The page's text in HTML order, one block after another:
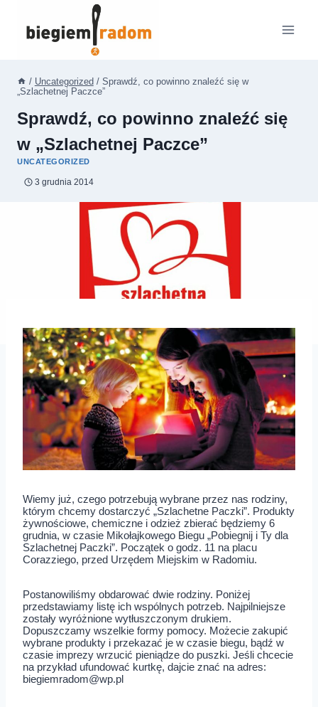
/ Uncategorized / Sprawdź, co powinno znaleźć się w
„Szlachetnej Paczce”
Sprawdź, co powinno znaleźć się
w „Szlachetnej Paczce”
UNCATEGORIZED
3 grudnia 2014
Wiemy już, czego potrzebują wybrane przez nas rodziny,
którym chcemy dostarczyć „Szlachetne Paczki”. Produkty
żywnościowe, chemiczne i odzież zbierać będziemy 6
grudnia, w czasie Mikołajkowego Biegu „Pobiegnij i Ty dla
Szlachetnej Paczki”. Początek o godz. 11 na placu
Corazziego, przed Urzędem Miejskim w Radomiu.
Postanowiliśmy obdarować dwie rodziny. Poniżej
przedstawiamy listę ich wspólnych potrzeb. Najpilniejsze
zostały wyróżnione wytłuszczonym drukiem.
Dopuszczamy wszelkie formy pomocy. Możecie zakupić
wybrane produkty i przekazać je w czasie biegu, bądź w
czasie imprezy wrzucić pieniądze do puszki. Jeśli chcecie
na przykład ufundować kurtkę, dajcie znać na adres:
biegiemradom@wp.pl